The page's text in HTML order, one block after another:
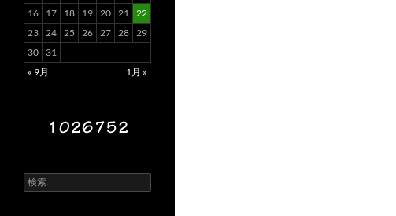
16
17 18 19 20 21 22
23 24 25 26 27 28 29
30
31
« 9月
1月 »
検
索: